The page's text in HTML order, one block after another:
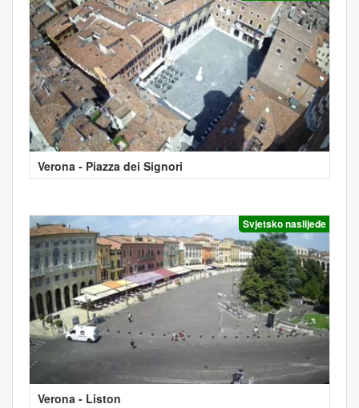
Verona - Piazza dei Signori
Svjetsko naslijeđe
Verona - Liston